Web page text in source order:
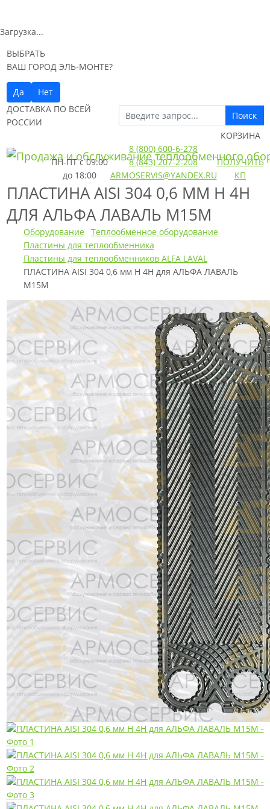
Загрузка...
ВЫБРАТЬ
ВАШ ГОРОД ЭЛЬ-МОНТЕ?
Да
Нет
ДОСТАВКА ПО ВСЕЙ
РОССИИ
Поиск
ПН-ПТс 09:00
до 18:00
8 (800) 600-6-278
8 (843) 207-2-208
ARMOSERVIS@YANDEX.RU
КОРЗИНА
ПОЛУЧИТЬ
КП
ПЛАСТИНА AISI 304 0,6 ММ H 4H
ДЛЯ АЛЬФА ЛАВАЛЬ M15M
Оборудование
Теплообменное оборудование
Пластины для теплообменника
Пластины для теплообменников ALFA LAVAL
ПЛАСТИНА AISI 304 0,6 мм H 4H для АЛЬФА ЛАВАЛЬ
M15M